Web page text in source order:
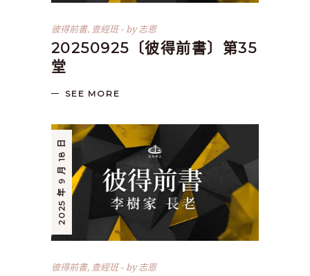
彼得前書, 查經班 by志恩
20250925〔彼得前書〕第35
堂
SEE MORE
2025 年 9 月 18 日
彼得前書, 查經班 by志恩